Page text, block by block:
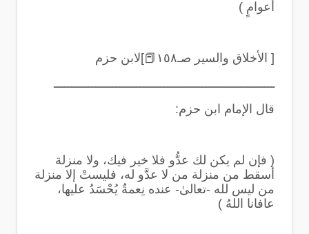
أعوامٍ )
[ الأخلاق والسير صـ١٥٨ 📕]لابن حزم
ــــــــــــــــــــــــــــــــــــــــــــــــــــــــــــــــ
قال الإمام ابن حزم:
( فإن لم يكن لك عدُّو فلا خير فيك، ولا منزلة
أسقط من منزلة من لا عدَّو له، فليستْ إلا منزلة
من ليس لله -تعالىٰ- عنده نِعمةٌ يُحْسَدُ عليها،
عافانا اللهُ )